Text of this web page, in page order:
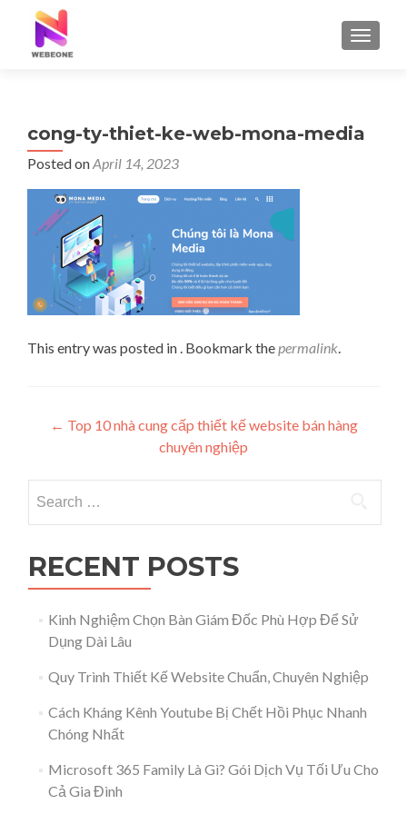
cong-ty-thiet-ke-web-mona-media
Posted onApril 14, 2023
This entry was posted in . Bookmark thepermalink.
Post navigation
← Top 10 nhà cung cấp thiết kế website bán hàng
chuyên nghiệp
RECENT POSTS
Kinh Nghiệm Chọn Bàn Giám Đốc Phù Hợp Để Sử
Dụng Dài Lâu
Quy Trình Thiết Kế Website Chuẩn, Chuyên Nghiệp
Cách Kháng Kênh Youtube Bị Chết Hồi Phục Nhanh
Chóng Nhất
Microsoft 365 Family Là Gì? Gói Dịch Vụ Tối Ưu Cho
Cả Gia Đình